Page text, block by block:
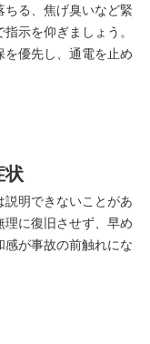
る、焦げ臭いなど緊
示を仰ぎましょう。
優先し、通電を止め
明できないことがあ
に復旧させず、早め
が事故の前触れにな